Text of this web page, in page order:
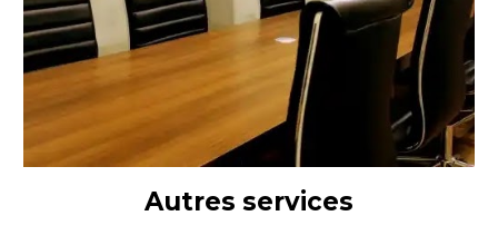
Autres services